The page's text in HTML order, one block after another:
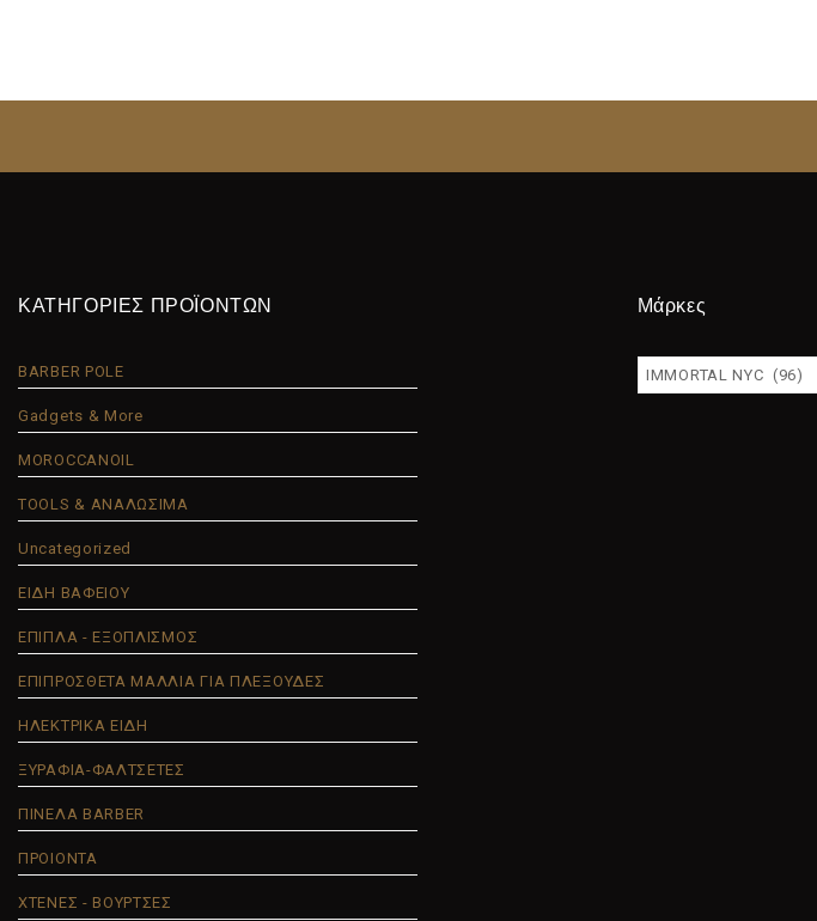
ΚΑΤΗΓΟΡΙΕΣ ΠΡΟΪΟΝΤΩΝ
BARBER POLE
Gadgets & More
MOROCCANOIL
TOOLS & ΑΝΑΛΩΣΙΜΑ
Uncategorized
ΕΙΔΗ ΒΑΦΕΙΟΥ
ΕΠΙΠΛΑ - ΕΞΟΠΛΙΣΜΟΣ
ΕΠΙΠΡΟΣΘΕΤΑ ΜΑΛΛΙΑ ΓΙΑ ΠΛΕΞΟΥΔΕΣ
ΗΛΕΚΤΡΙΚΑ ΕΙΔΗ
ΞΥΡΑΦΙΑ-ΦΑΛΤΣΕΤΕΣ
ΠΙΝΕΛΑ BARBER
ΠΡΟΙΟΝΤΑ
ΧΤΕΝΕΣ - ΒΟΥΡΤΣΕΣ
Μάρκες